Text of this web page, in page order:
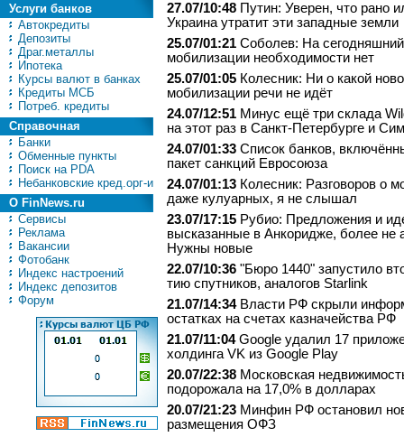
Услуги банков
Автокредиты
Депозиты
Драг.металлы
Ипотека
Курсы валют в банках
Кредиты МСБ
Потреб. кредиты
Справочная
Банки
Обменные пункты
Поиск на PDA
Небанковские кред.орг-и
О FinNews.ru
Сервисы
Реклама
Вакансии
Фотобанк
Индекс настроений
Индекс депозитов
Форум
27.07/10:48 Путин: Уверен, что рано
Украина утратит эти западные земли
25.07/01:21 Соболев: На
мобилизации необходимости нет
25.07/01:05 Колесник: Ни о какой
мобилизации речи не идёт
24.07/12:51 Минус ещё три склада
на этот раз в Санкт-Петербурге и
24.07/01:33 Список банков,
пакет санкций Евросоюза
24.07/01:13 Колесник: Разговоров о
даже кулуарных, я не слышал
23.07/17:15 Рубио: Предложения и
высказанные в Анкоридже, более не
Нужны новые
22.07/10:36 "Бю­ро 1440" за­пус­ти­ло
тию спут­ни­ков, аналогов Starlink
21.07/14:34 Власти РФ скрыли
остатках на счетах казначейства РФ
21.07/11:04 Google удалил 17
холдинга VK из Google Play
20.07/22:38 Московская
подорожала на 17,0% в долларах
20.07/21:23 Минфин РФ остановил
размещения ОФЗ